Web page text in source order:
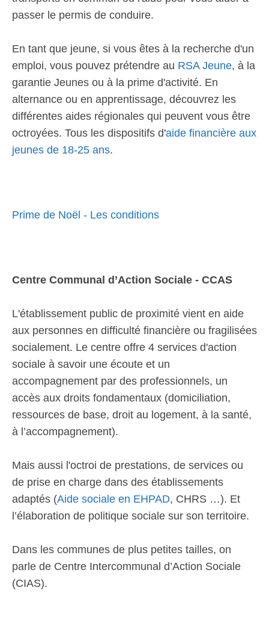
passer le permis de conduire.
En tant que jeune, si vous êtes à la recherche d'un
emploi, vous pouvez prétendre au RSA Jeune, à la
garantie Jeunes ou à la prime d'activité. En
alternance ou en apprentissage, découvrez les
différentes aides régionales qui peuvent vous être
octroyées. Tous les dispositifs d'aide financière aux
jeunes de 18-25 ans.
Prime de Noël - Les conditions
Centre Communal d’Action Sociale - CCAS
L'établissement public de proximité vient en aide
aux personnes en difficulté financière ou fragilisées
socialement. Le centre offre 4 services d'action
sociale à savoir une écoute et un
accompagnement par des professionnels, un
accès aux droits fondamentaux (domiciliation,
ressources de base, droit au logement, à la santé,
à l’accompagnement).
Mais aussi l'octroi de prestations, de services ou
de prise en charge dans des établissements
adaptés (Aide sociale en EHPAD, CHRS …). Et
l’élaboration de politique sociale sur son territoire.
Dans les communes de plus petites tailles, on
parle de Centre Intercommunal d’Action Sociale
(CIAS).